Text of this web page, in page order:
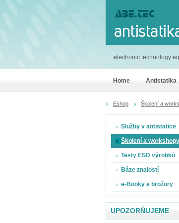
Eshop Školení a
Služby v antistatice
Školení a workshopy
Testy ESD výrobků
Báze znalostí
e-Booky a brožury
UPOZORŇUJEME
electronic technology
Home Antistatika